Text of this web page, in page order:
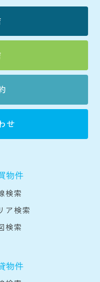
せ
物件
検索
ア検索
検索
物件